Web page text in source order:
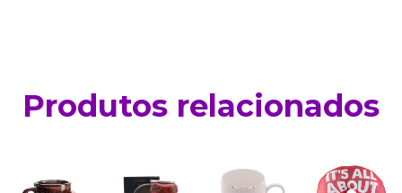
Produtos relacionados